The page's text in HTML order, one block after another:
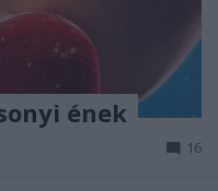
ének
16